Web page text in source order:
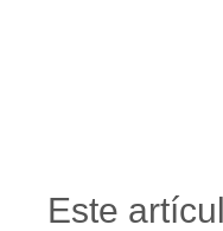
Este